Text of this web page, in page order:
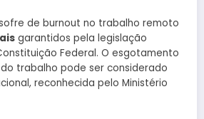
de burnout no trabalho remoto
garantidos pela legislação
Federal. O esgotamento
trabalho pode ser considerado
reconhecida pelo Ministério